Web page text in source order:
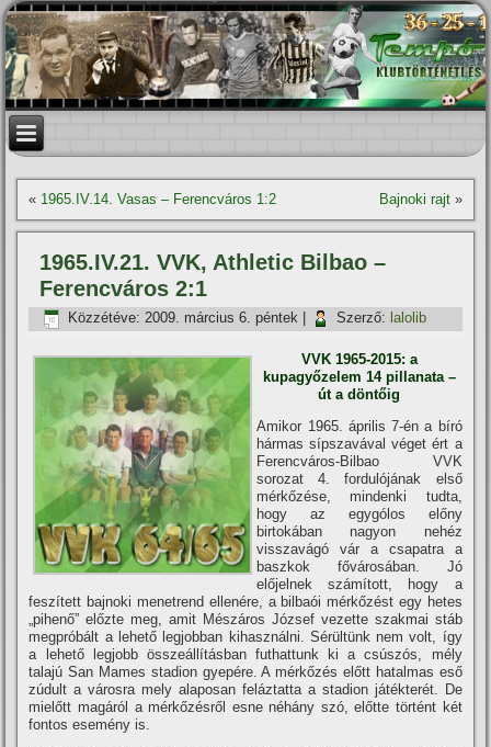
« 1965.IV.14. Vasas – Ferencváros 1:2 Bajnoki rajt»
1965.IV.21. VVK, Athletic Bilbao –
Ferencváros 2:1
Közzétéve: 2009. március 6. péntek Szerző: lalolib
VVK 1965-2015: a
kupagyőzelem 14 pillanata –
út a döntőig
Amikor 1965. április 7-én a bí­ró
hármas sí­pszavával véget ért a
Ferencváros-Bilbao VVK
sorozat 4. fordulójának első
mérkőzése, mindenki tudta,
hogy az egygólos előny
birtokában nagyon nehéz
visszavágó vár a csapatra a
baszkok fővárosában. Jó
előjelnek számí­tott, hogy a
feszí­tett bajnoki menetrend ellenére, a bilbaói mérkőzést egy hetes
„pihenő” előzte meg, amit Mészáros József vezette szakmai stáb
megpróbált a lehető legjobban kihasználni. Sérültünk nem volt, í­gy
a lehető legjobb összeállí­tásban futhattunk ki a csúszós, mély
talajú San Mames stadion gyepére. A mérkőzés előtt hatalmas eső
zúdult a városra mely alaposan feláztatta a stadion játékterét. De
mielőtt magáról a mérkőzésről esne néhány szó, előtte történt két
fontos esemény is.